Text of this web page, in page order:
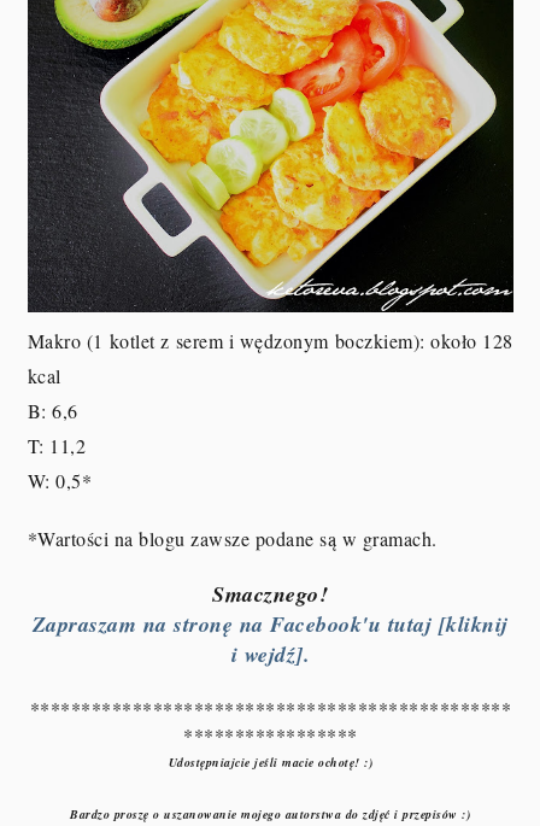
Makro (1 kotlet z serem i wędzonym boczkiem): około 128
kcal
B: 6,6
T: 11,2
W: 0,5*
*Wartości na blogu zawsze podane są w gramach.
Smacznego!
Zapraszam na stronę na Facebook'u tutaj [kliknij
i wejdź].
***********************************************
*****************
Udostępniajcie jeśli macie ochotę! :)
Bardzo proszę o uszanowanie mojego autorstwa do zdjęć i przepisów :)